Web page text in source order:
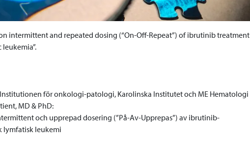
intermittent and repeated dosing (“On-Off-Repeat”) of ibrutinib treatment
för onkologi-patologi, Karolinska Institutet och ME Hematologi
MD & PhD:
och upprepad dosering (”På-Av-Upprepas”) av ibrutinib-
lymfatisk leukemi